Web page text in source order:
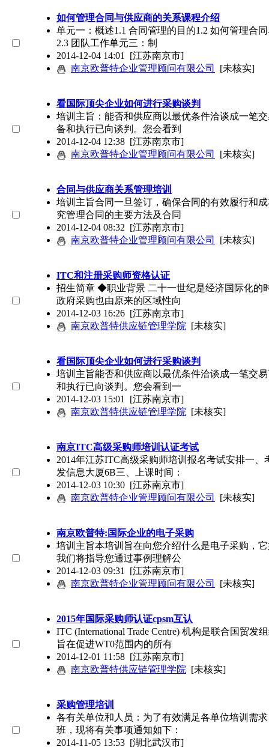
如何管理合同与供应商的关系课程介绍
单元一：概述1.1 合同管理的目的1.2 如何管理合
2.3 团队工作单元三：制
2014-12-04 14:01 [江苏南京市]
南京欧普特企业管理顾问有限公司
[未核实]
看国际顶尖企业如何进行采购谈判
培训主旨：能否和供应商以最优条件洽谈成一笔
备和执行已向谈判。您会看到
2014-12-04 12:38 [江苏南京市]
南京欧普特企业管理顾问有限公司
[未核实]
合同与供应商关系管理培训
培训主旨合同一旦签订，确保合同的有效履行和
究管理合同的主要方法及合同
2014-12-04 08:32 [江苏南京市]
南京欧普特企业管理顾问有限公司
[未核实]
ITC和注册采购师资格认证
招生简章 ◆职业背景 二十一世纪是经济国际化的
政府采购也由原来的区域性向
2014-12-03 16:26 [江苏南京市]
南京欧普特供应链管理学院 [未核实]
看国际顶尖企业如何进行采购谈判
培训主旨能否和供应商以最优条件洽谈成一笔交
和执行已向谈判。您会看到一
2014-12-03 15:01 [江苏南京市]
南京欧普特供应链管理学院 [未核实]
南京ITC高级采购师培训认证考试
2014年江苏ITC高级采购师培训报名考试安排一
发信息大厦6B三、上课时间：
2014-12-03 10:30 [江苏南京市]
南京欧普特企业管理顾问有限公司
[未核实]
南京欧普特:国际企业的电子采购
培训主旨本培训旨在向您介绍什么是电子采购，
我们将指导您通过事例理解公
2014-12-03 09:31 [江苏南京市]
南京欧普特企业管理顾问有限公司
[未核实]
2015年国际采购师认证cpsm互认
ITC (International Trade Centre) 机构是联合国贸
旨在促进WT0范围内的所有
2014-12-01 11:58 [江苏南京市]
南京欧普特供应链管理学院 [未核实]
采购管理培训
各有关单位和人员：为了有效满足各单位培训需
班，现将有关事项通知如下：
2014-11-05 13:53 [湖北武汉市]